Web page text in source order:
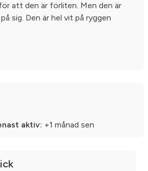
att den är förliten. Men den är
sig. Den är hel vit på ryggen
aktiv: +1 månad sen